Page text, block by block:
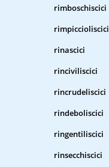
rimboschiscici
rimpiccioliscici
rinascici
rinciviliscici
rincrudeliscici
rindeboliscici
ringentiliscici
rinsecchiscici